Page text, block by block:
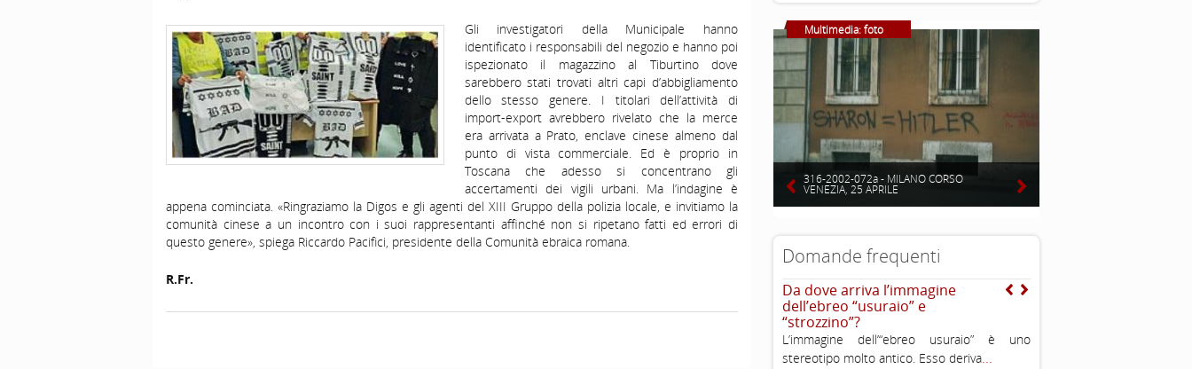
Gli investigatori della Municipale hanno
identificato i responsabili del negozio e hanno poi
ispezionato il magazzino al Tiburtino dove
sarebbero stati trovati altri capi d’abbigliamento
dello stesso genere. I titolari dell’attività di
import-export avrebbero rivelato che la merce
era arrivata a Prato, enclave cinese almeno dal
punto di vista commerciale. Ed è proprio in
Toscana che adesso si concentrano gli
accertamenti dei vigili urbani. Ma l’indagine è
appena cominciata. «Ringraziamo la Digos e gli agenti del XIII Gruppo della polizia locale, e invitiamo la
comunità cinese a un incontro con i suoi rappresentanti affinché non si ripetano fatti ed errori di
questo genere», spiega Riccardo Pacifici, presidente della Comunità ebraica romana.
R.Fr.
Multimedia: foto
316-2002-072a - MILANO CORSO
VENEZIA, 25 APRILE
Domande frequenti
Da dove arriva l’immagine
dell’ebreo “usuraio” e
“strozzino”?
L’immagine dell’“ebreo usuraio” è uno
stereotipo molto antico. Esso deriva...